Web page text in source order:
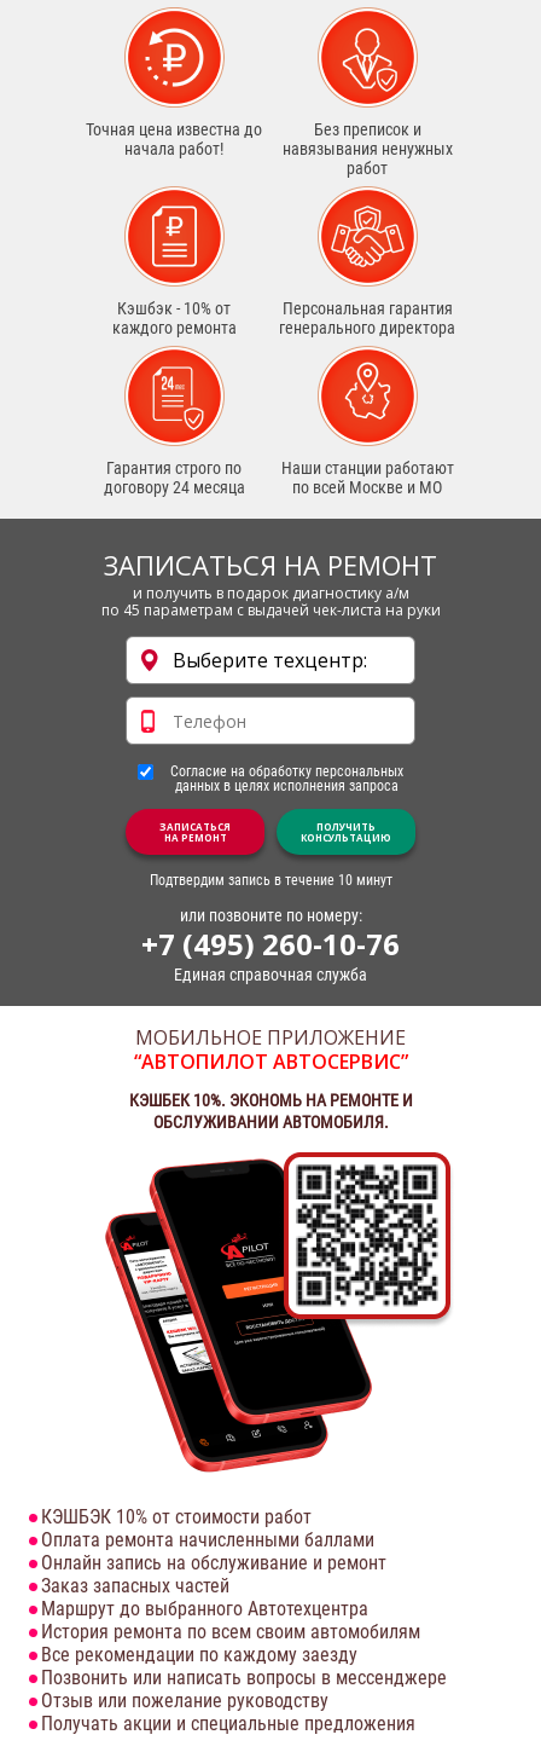
Точная цена известна до
начала работ!
Без преписок и
навязывания ненужных
работ
Кэшбэк - 10% от
каждого ремонта
Персональная гарантия
генерального директора
Гарантия строго по
договору 24 месяца
Наши станции работают
по всей Москве и МО
ЗАПИСАТЬСЯ НА РЕМОНТ
и получить в подарок диагностику а/м
по 45 параметрам с выдачей чек-листа на руки
Согласие на обработку персональных
данных в целях исполнения запроса
ЗАПИСАТЬСЯ
НА РЕМОНТ
ПОЛУЧИТЬ
КОНСУЛЬТАЦИЮ
Подтвердим запись в течение 10 минут
или позвоните по номеру:
+7 (495) 260-10-76
Единая справочная служба
МОБИЛЬНОЕ ПРИЛОЖЕНИЕ
“АВТОПИЛОТ АВТОСЕРВИС”
КЭШБЕК 10%. ЭКОНОМЬ НА РЕМОНТЕ И
ОБСЛУЖИВАНИИ АВТОМОБИЛЯ.
КЭШБЭК 10% от стоимости работ
Оплата ремонта начисленными баллами
Онлайн запись на обслуживание и ремонт
Заказ запасных частей
Маршрут до выбранного Автотехцентра
История ремонта по всем своим автомобилям
Все рекомендации по каждому заезду
Позвонить или написать вопросы в мессенджере
Отзыв или пожелание руководству
Получать акции и специальные предложения